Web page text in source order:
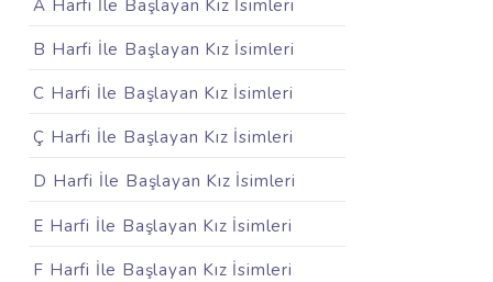
A Harfi İle Başlayan Kız İsimleri
B Harfi İle Başlayan Kız İsimleri
C Harfi İle Başlayan Kız İsimleri
Ç Harfi İle Başlayan Kız İsimleri
D Harfi İle Başlayan Kız İsimleri
E Harfi İle Başlayan Kız İsimleri
F Harfi İle Başlayan Kız İsimleri